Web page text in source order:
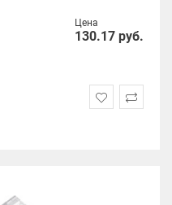
Цена
130.17 руб.